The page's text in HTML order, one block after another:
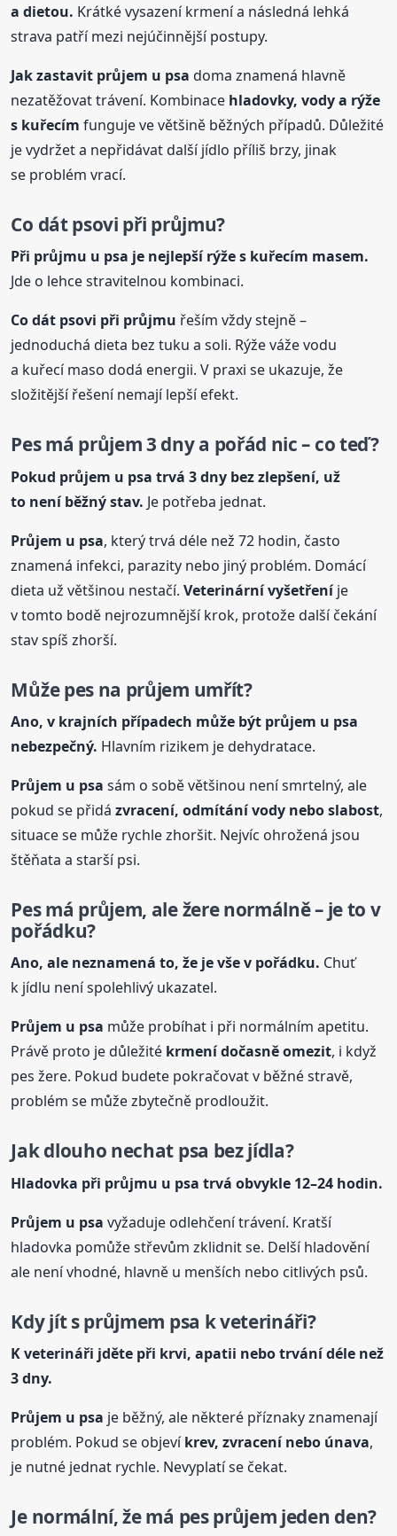
a dietou. Krátké vysazení krmení a následná lehká
strava patří mezi nejúčinnější postupy.
Jak zastavit průjem u psa doma znamená hlavně
nezatěžovat trávení. Kombinace hladovky, vody a rýže
s kuřecím funguje ve většině běžných případů. Důležité
je vydržet a nepřidávat další jídlo příliš brzy, jinak
se problém vrací.
Co dát psovi při průjmu?
Při průjmu u psa je nejlepší rýže s kuřecím masem.
Jde o lehce stravitelnou kombinaci.
Co dát psovi při průjmu řeším vždy stejně –
jednoduchá dieta bez tuku a soli. Rýže váže vodu
a kuřecí maso dodá energii. V praxi se ukazuje, že
složitější řešení nemají lepší efekt.
Pes má průjem 3 dny a pořád nic – co teď?
Pokud průjem u psa trvá 3 dny bez zlepšení, už
to není běžný stav. Je potřeba jednat.
Průjem u psa, který trvá déle než 72 hodin, často
znamená infekci, parazity nebo jiný problém. Domácí
dieta už většinou nestačí.Veterinární vyšetřeníje
v tomto bodě nejrozumnější krok, protože další čekání
stav spíš zhorší.
Může pes na průjem umřít?
Ano, v krajních případech může být průjem u psa
nebezpečný. Hlavním rizikem je dehydratace.
Průjem u psa sám o sobě většinou není smrtelný, ale
pokud se přidázvracení, odmítání vody nebo slabost,
situace se může rychle zhoršit. Nejvíc ohrožená jsou
štěňata a starší psi.
Pes má průjem, ale žere normálně – je to v
pořádku?
Ano, ale neznamená to, že je vše v pořádku. Chuť
k jídlu není spolehlivý ukazatel.
Průjem u psa může probíhat i při normálním apetitu.
Právě proto je důležité krmení dočasně omezit, i když
pes žere. Pokud budete pokračovat v běžné stravě,
problém se může zbytečně prodloužit.
Jak dlouho nechat psa bez jídla?
Hladovka při průjmu u psa trvá obvykle 12–24 hodin.
Průjem u psa vyžaduje odlehčení trávení. Kratší
hladovka pomůže střevům zklidnit se. Delší hladovění
ale není vhodné, hlavně u menších nebo citlivých psů.
Kdy jít s průjmem psa k veterináři?
K veterináři jděte při krvi, apatii nebo trvání déle než
3 dny.
Průjem u psa je běžný, ale některé příznaky znamenají
problém. Pokud se objevíkrev, zvracení nebo únava,
je nutné jednat rychle. Nevyplatí se čekat.
Je normální, že má pes průjem jeden den?